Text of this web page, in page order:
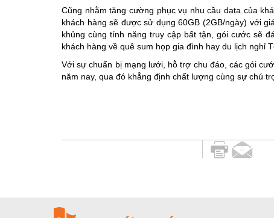
Cũng nhằm tăng cường phục vụ nhu cầu data của
khách hàng sẽ được sử dụng 60GB (2GB/ngày) với
khủng cùng tính năng truy cập bất tận, gói cước sẽ
khách hàng về quê sum họp gia đình hay du lịch nghỉ
Với sự chuẩn bị mạng lưới, hỗ trợ chu đáo, các gói
năm nay, qua đó khẳng định chất lượng cùng sự chú